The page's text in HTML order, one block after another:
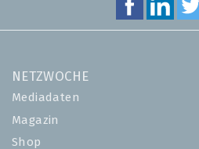
NETZWOCHE
Mediadaten
Magazin
Shop